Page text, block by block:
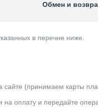
в перечне ниже.
(принимаем карты
оплату и передайте
Обмен и